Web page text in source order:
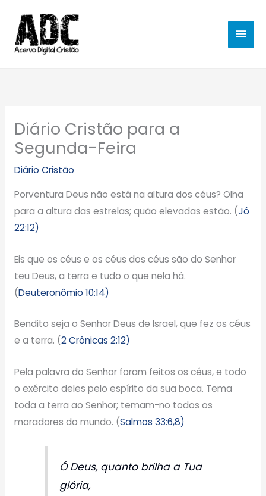
para
conteúdo
Diário Cristão para a
Segunda-Feira
Diário Cristão
Porventura Deus não está na altura dos céus? Olha
para a altura das estrelas; quão elevadas estão. (Jó
22:12)
Eis que os céus e os céus dos céus são do Senhor
teu Deus, a terra e tudo o que nela há.
(Deuteronômio 10:14)
Bendito seja o Senhor Deus de Israel, que fez os céus
e a terra. (2 Crônicas 2:12)
Pela palavra do Senhor foram feitos os céus, e todo
o exército deles pelo espírito da sua boca. Tema
toda a terra ao Senhor; temam-no todos os
moradores do mundo. (Salmos 33:6,8)
Ó Deus, quanto brilha a Tua
glória,